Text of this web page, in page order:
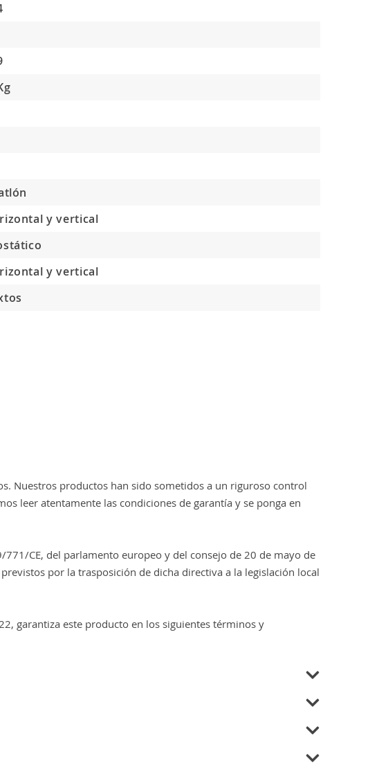
y vertical
y vertical
Nuestros productos han sido sometidos a un riguroso control
leer atentamente las condiciones de garantía y se ponga en
CE, del parlamento europeo y del consejo de 20 de mayo de
por la trasposición de dicha directiva a la legislación local
garantiza este producto en los siguientes términos y